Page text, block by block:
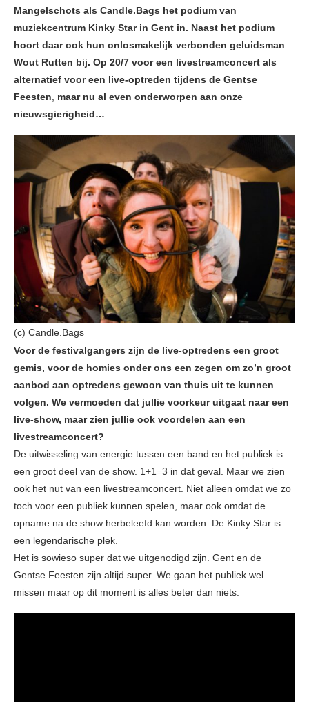
Mangelschots als Candle.Bags het podium van
muziekcentrum Kinky Star in Gent in. Naast het podium
hoort daar ook hun onlosmakelijk verbonden geluidsman
Wout Rutten bij. Op 20/7 voor een livestreamconcert als
alternatief voor een live-optreden tijdens de Gentse
Feesten, maar nu al even onderworpen aan onze
nieuwsgierigheid…
(c) Candle.Bags
Voor de festivalgangers zijn de live-optredens een groot
gemis, voor de homies onder ons een zegen om zo’n groot
aanbod aan optredens gewoon van thuis uit te kunnen
volgen. We vermoeden dat jullie voorkeur uitgaat naar een
live-show, maar zien jullie ook voordelen aan een
livestreamconcert?
De uitwisseling van energie tussen een band en het publiek is
een groot deel van de show. 1+1=3 in dat geval. Maar we zien
ook het nut van een livestreamconcert. Niet alleen omdat we zo
toch voor een publiek kunnen spelen, maar ook omdat de
opname na de show herbeleefd kan worden. De Kinky Star is
een legendarische plek.
Het is sowieso super dat we uitgenodigd zijn. Gent en de
Gentse Feesten zijn altijd super. We gaan het publiek wel
missen maar op dit moment is alles beter dan niets.